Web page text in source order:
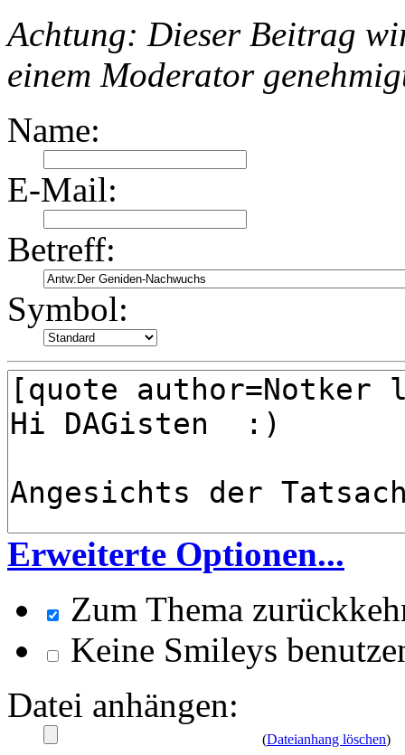
Achtung: Dieser Beitrag
einem Moderator
Name:
E-Mail:
Betreff:
Symbol:
Erweiterte Optionen...
Zum Thema
Keine Smileys
Datei anhängen:
(Dateianhang löschen)